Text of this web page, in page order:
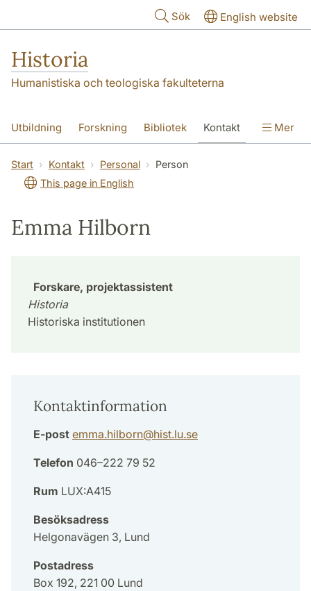
Sök English website
Historia
Humanistiska och teologiska fakulteterna
Utbildning Forskning Bibliotek Kontakt
Om oss
Mer
Start Kontakt Personal
Person
This page in English
Emma Hilborn
Forskare, projektassistent
Historia
Historiska institutionen
Kontaktinformation
E-post emma.hilborn@hist.lu.se
Telefon 046–222 79 52
Rum LUX:A415
Besöksadress
Helgonavägen 3, Lund
Postadress
Box 192, 221 00 Lund